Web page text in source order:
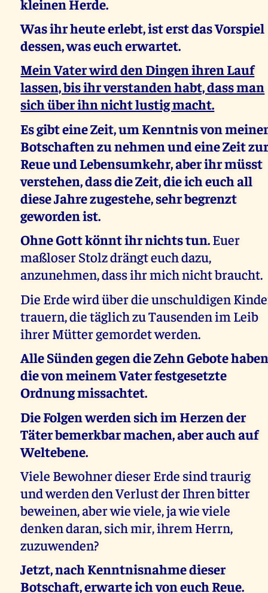
kleinen Herde.
Was ihr heute erlebt, ist erst das Vorspiel
dessen, was euch erwartet.
Mein Vater wird den Dingen ihren Lauf
lassen, bis ihr verstanden habt, dass man
sich über ihn nicht lustig macht.
Es gibt eine Zeit, um Kenntnis von
Botschaften zu nehmen und eine Zeit
Reue und Lebensumkehr, aber ihr müsst
verstehen, dass die Zeit, die ich euch all
diese Jahre zugestehe, sehr begrenzt
geworden ist.
Ohne Gott könnt ihr nichts tun.Euer
maßloser Stolz drängt euch dazu,
anzunehmen, dass ihr mich nicht braucht.
Die Erde wird über die unschuldigen
trauern, die täglich zu Tausenden im Leib
ihrer Mütter gemordet werden.
Alle Sünden gegen die Zehn Gebote
die von meinem Vater festgesetzte
Ordnung missachtet.
Die Folgen werden sich im Herzen der
Täter bemerkbar machen, aber auch auf
Weltebene.
Viele Bewohner dieser Erde sind traurig
und werden den Verlust der Ihren bitter
beweinen, aber wie viele, ja wie viele
denken daran, sich mir, ihrem Herrn,
zuzuwenden?
Jetzt, nach Kenntnisnahme dieser
Botschaft, erwarte ich von euch Reue.